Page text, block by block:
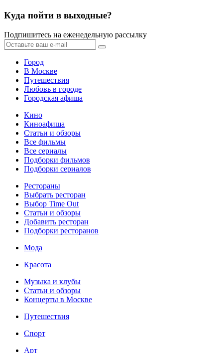
Куда пойти в выходные?
Подпишитесь на еженедельную рассылку
Город
В Москве
Путешествия
Любовь в городе
Городская афиша
Кино
Киноафиша
Статьи и обзоры
Все фильмы
Все сериалы
Подборки фильмов
Подборки сериалов
Рестораны
Выбрать ресторан
Выбор Time Out
Статьи и обзоры
Добавить ресторан
Подборки ресторанов
Мода
Красота
Музыка и клубы
Статьи и обзоры
Концерты в Москве
Путешествия
Спорт
Арт